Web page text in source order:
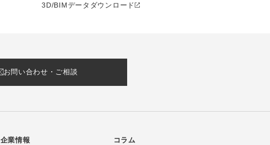
3D/BIMデータ ダウンロード
お問い合わせ・ご相談
企業情報 コラム